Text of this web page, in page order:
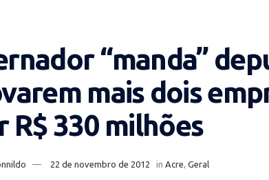
“manda”
mais dois
R$ 330 milhões
22 de novembro de 2012 in Acre, Geral